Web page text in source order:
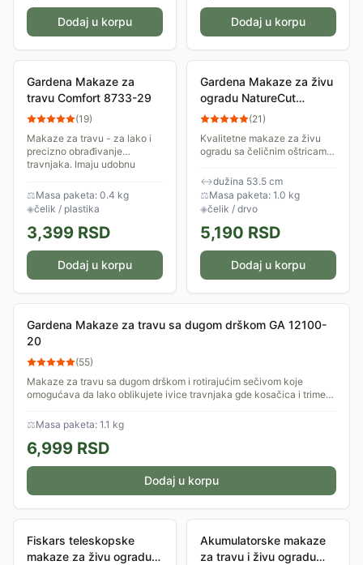
Dodaj u korpu Dodaj u korpu
Gardena Makaze za
travu Comfort 8733-29
(19)
Makaze za travu - za lako i
precizno obrađivanje
travnjaka. Imaju udobnu
precizan rez, graničnik za
obezbeđivanje stalne...
⚖Masa paketa: 0.4 kg
◈čelik / plastika
3,399 RSD
Dodaj u korpu
Gardena Makaze za živu
ogradu NatureCut
12300-20
(21)
Kvalitetne makaze za živu
ogradu sa čeličnim oštricama
premazane protiv lepljenja,
trenja i lako se čiste. Radni
ugao...
↔dužina 53.5 cm
⚖Masa paketa: 1.0 kg
◈čelik / drvo
5,190 RSD
Dodaj u korpu
Gardena Makaze za travu sa dugom drškom GA 12100-
20
(55)
Makaze za travu sa dugom drškom i rotirajućim sečivom koje
omogućava da lako oblikujete ivice travnjaka gde kosačica i trimer
⚖Masa paketa: 1.1 kg
6,999 RSD
Dodaj u korpu
Fiskars teleskopske
makaze za živu ogradu
Akumulatorske makaze
za travu i živu ogradu